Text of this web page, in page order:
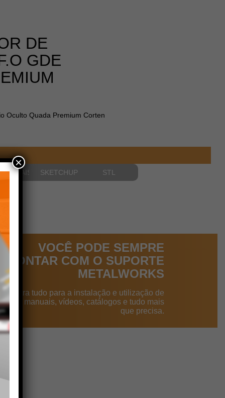
DE
GDE
Oculto Quada Premium Corten
SKETCHUP STL
VOCÊ PODE SEMPRE
CONTAR COM O SUPORTE
METALWORKS
tudo para a instalação e utilização de
manuais, vídeos, catálogos e tudo mais
que precisa.
×